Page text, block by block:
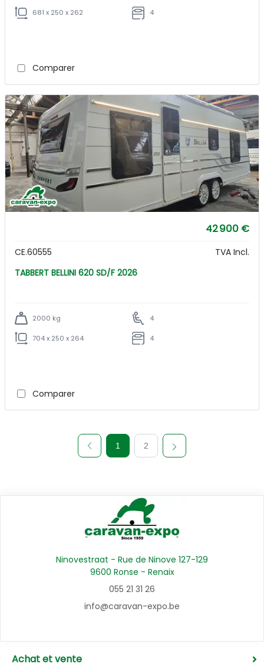
681 x 250 x 262 4
Comparer
42 900 €
CE.60555
TVA Incl.
TABBERT BELLINI 620 SD/F 2026
2000 kg 4
704 x 250 x 264 4
Comparer
1 2
Ninovestraat - Rue de Ninove 127-129
9600 Ronse - Renaix
055 21 31 26
info@caravan-expo.be
Achat et vente